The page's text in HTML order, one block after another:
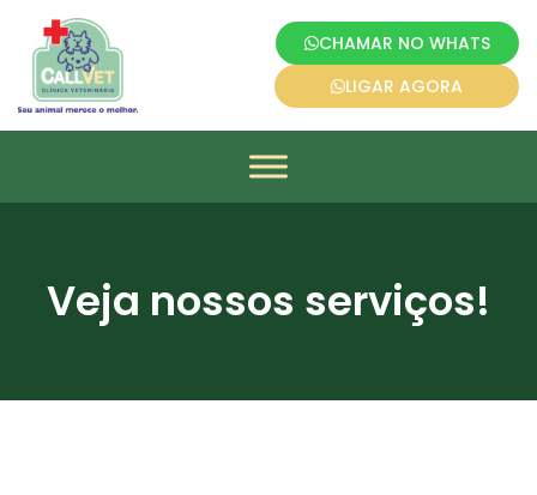
CHAMAR NO WHATS
LIGAR AGORA
Veja nossos serviços!